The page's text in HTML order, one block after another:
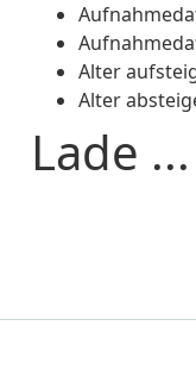
Alter
Alter
Lade ...